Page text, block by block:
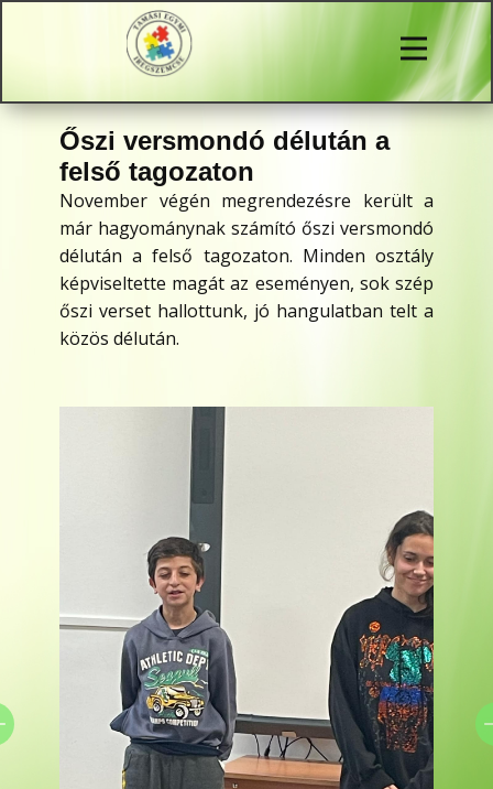
Őszi versmondó délután a
felső tagozaton
November végén megrendezésre került a
már hagyománynak számító őszi versmondó
délután a felső tagozaton. Minden osztály
képviseltette magát az eseményen, sok szép
őszi verset hallottunk, jó hangulatban telt a
közös délután.